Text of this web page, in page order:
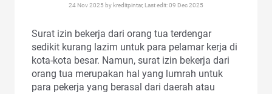
24 Nov 2025 by kreditpintar, Last edit: 09 Dec 2025
Surat izin bekerja dari orang tua terdengar
sedikit kurang lazim untuk para pelamar kerja di
kota-kota besar. Namun, surat izin bekerja dari
orang tua merupakan hal yang lumrah untuk
para pekerja yang berasal dari daerah atau